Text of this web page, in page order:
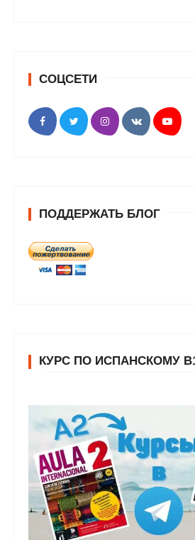
СОЦСЕТИ
ПОДДЕРЖАТЬ БЛОГ
КУРС ПО ИСПАНСКОМУ